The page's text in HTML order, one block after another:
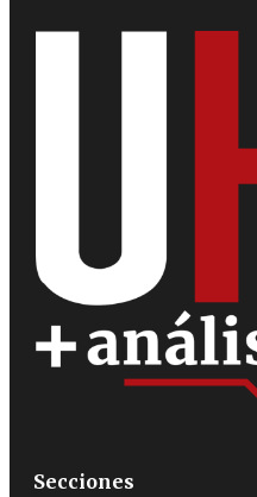
Secciones